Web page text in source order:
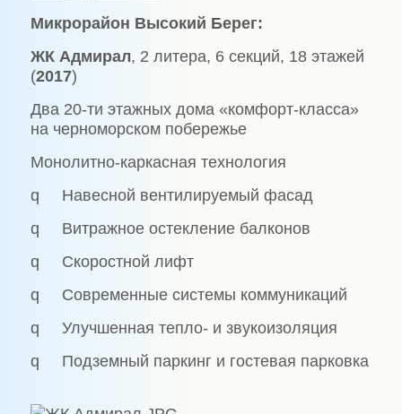
Микрорайон Высокий Берег:
ЖК Адмирал, 2 литера, 6 секций, 18 этажей
(2017)
Два 20-ти этажных дома «комфорт-класса»
на черноморском побережье
Монолитно-каркасная технология
q Навесной вентилируемый фасад
q Витражное остекление балконов
q Скоростной лифт
q Современные системы коммуникаций
q Улучшенная тепло- и звукоизоляция
q Подземный паркинг и гостевая парковка